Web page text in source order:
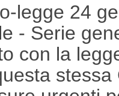
legge 24
- Serie
con la